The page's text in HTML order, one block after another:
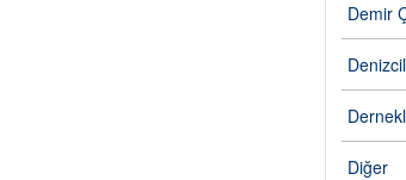
Demir
Diğer